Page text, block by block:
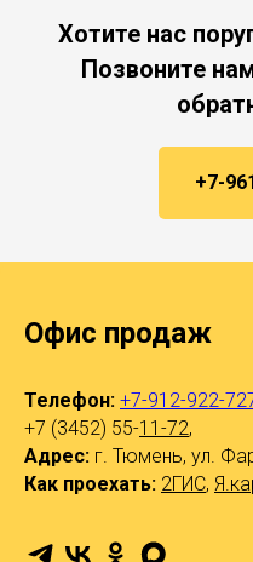
Хотите нас
Позвоните
+7-
Офис продаж
Телефон: +7-912-922-
+7 (3452) 55-11-72,
Адрес: г. Тюмень, ул.
Как проехать: 2ГИС,